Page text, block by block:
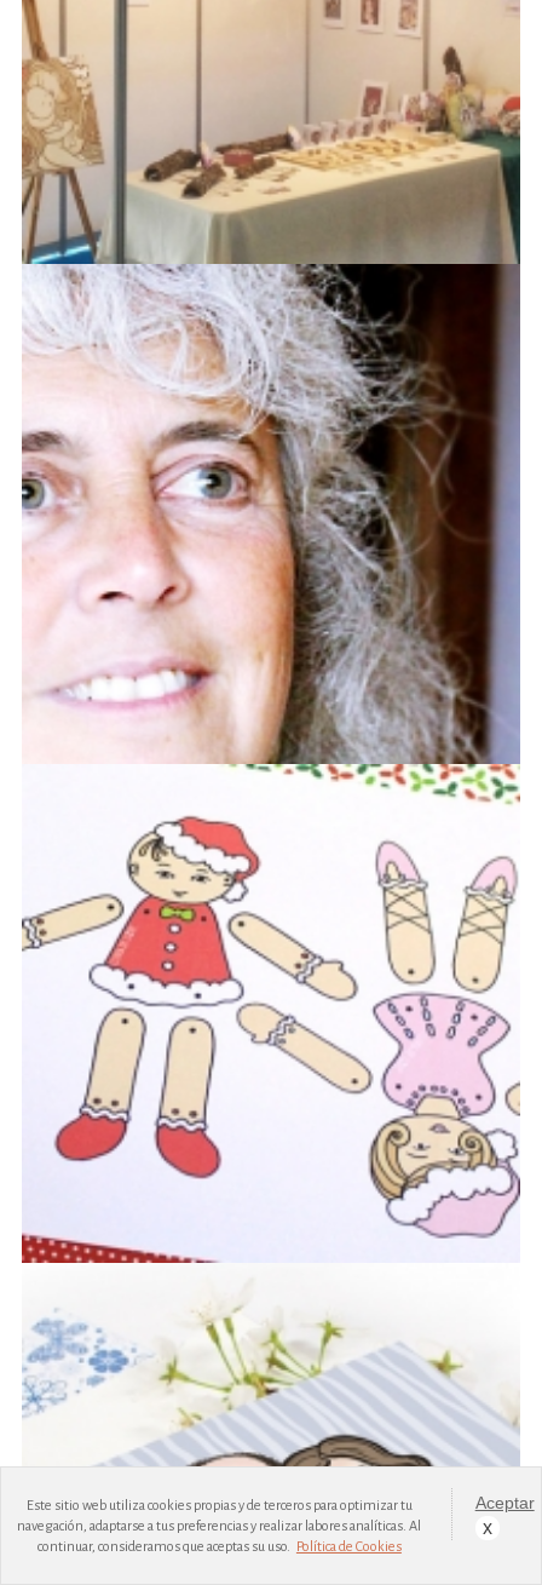
Este sitio web utiliza cookies propias y de terceros para optimizar tu
navegación, adaptarse a tus preferencias y realizar labores analíticas. Al
continuar, consideramos que aceptas su uso.
Política de Cookies
Aceptar
x